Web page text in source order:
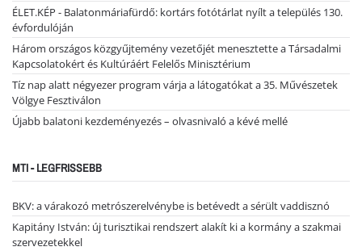
ÉLET.KÉP - Balatonmáriafürdő: kortárs fotótárlat nyílt a település 130.
évfordulóján
Három országos közgyűjtemény vezetőjét menesztette a Társadalmi
Kapcsolatokért és Kultúráért Felelős Minisztérium
Tíz nap alatt négyezer program várja a látogatókat a 35. Művészetek
Völgye Fesztiválon
Újabb balatoni kezdeményezés – olvasnivaló a kévé mellé
MTI - LEGFRISSEBB
BKV: a várakozó metrószerelvénybe is betévedt a sérült vaddisznó
Kapitány István: új turisztikai rendszert alakít ki a kormány a szakmai
szervezetekkel